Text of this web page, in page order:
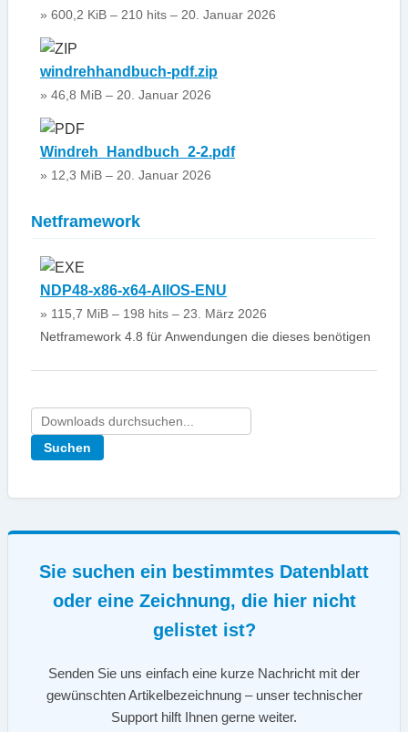
» 600,2 KiB – 210 hits – 20. Januar 2026
windrehhandbuch-pdf.zip
» 46,8 MiB – 20. Januar 2026
Windreh_Handbuch_2-2.pdf
» 12,3 MiB – 20. Januar 2026
Netframework
NDP48-x86-x64-AllOS-ENU
» 115,7 MiB – 198 hits – 23. März 2026
Netframework 4.8 für Anwendungen die dieses benötigen
Sie suchen ein bestimmtes Datenblatt
oder eine Zeichnung, die hier nicht
gelistet ist?
Senden Sie uns einfach eine kurze Nachricht mit der
gewünschten Artikelbezeichnung – unser technischer
Support hilft Ihnen gerne weiter.